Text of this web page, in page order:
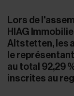
Lors de
HIAG
Altstetten, les
le
au total 92,29
inscrites au